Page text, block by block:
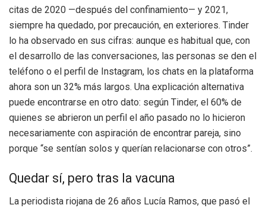
citas de 2020 —después del confinamiento— y 2021,
siempre ha quedado, por precaución, en exteriores. Tinder
lo ha observado en sus cifras: aunque es habitual que, con
el desarrollo de las conversaciones, las personas se den el
teléfono o el perfil de Instagram, los chats en la plataforma
ahora son un 32% más largos. Una explicación alternativa
puede encontrarse en otro dato: según Tinder, el 60% de
quienes se abrieron un perfil el año pasado no lo hicieron
necesariamente con aspiración de encontrar pareja, sino
porque “se sentían solos y querían relacionarse con otros”.
Quedar sí, pero tras la vacuna
La periodista riojana de 26 años Lucía Ramos, que pasó el